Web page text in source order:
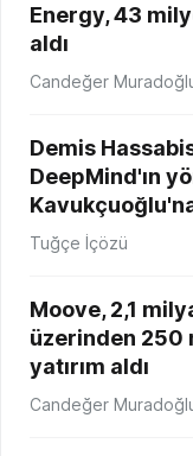
Energy, 43
aldı
Candeğer
Demis
DeepMind'ın
Tuğçe İçözü
Moove, 2,1
üzerinden 250
yatırım aldı
Candeğer